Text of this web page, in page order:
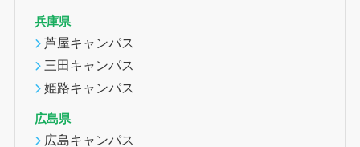
兵庫県
芦屋キャンパス
三田キャンパス
姫路キャンパス
広島県
広島キャンパス